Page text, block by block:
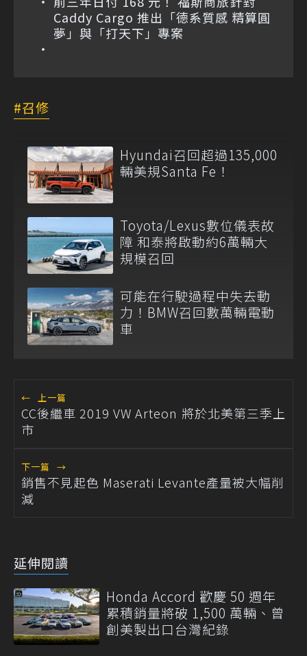
Caddy Cargo 推出「德系質感 精算圓
夢」與「打天下」專案
召修
Hyundai召回超過135,000
輛美規Santa Fe！
Toyota/Lexus數位儀表故
障 和泰將啟動約6萬輛大
規模召回
可能在行駛過程中失去動
力！BMW召回數萬輛電動
車
← 上一篇
CC後繼車 2019 VW Arteon 將於北美第三季上
市
下一篇 →
銷售不見起色 Maserati Levante產量被大幅削
減
延伸閱讀
Honda Accord 歡慶 50 週年
累積銷量將破 1,500 萬輛、曾
創美製出口台灣紀錄